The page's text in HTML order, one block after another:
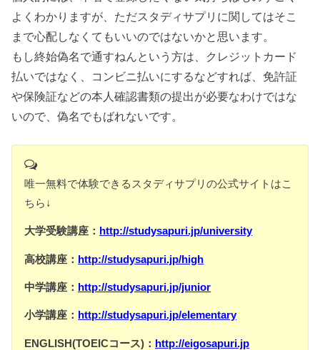
よくわかりますが、ただスタディサプリに関してはそこ
まで心配しなくてもいいのではないかと思います。
もし終始偽名で通すねんという方は、クレジットカード
払いではなく、コンビニ払いにするなどすれば、免許証
や保険証などの本人確認書類の提出が必要なわけではな
いので、偽名でもばれないです。
唯一無料で体験できるスタディサプリの公式サイトはこ
ちら↓
大学受験講座： http://studysapuri.jp/university
高校講座： http://studysapuri.jp/high
中学講座： http://studysapuri.jp/junior
小学講座： http://studysapuri.jp/elementary
ENGLISH(TOEICコース)： http://eigosapuri.jp